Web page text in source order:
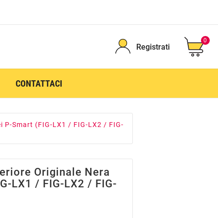
Registrati
0
CONTATTACI
Smart (FIG-LX1 / FIG-LX2 / FIG-
Originale Nera
LX1 / FIG-LX2 / FIG-